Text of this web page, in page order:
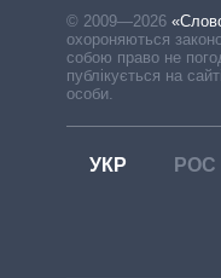
© 2009—2026
охороняються
собою право не
публікується на
особи.
УКР РОС